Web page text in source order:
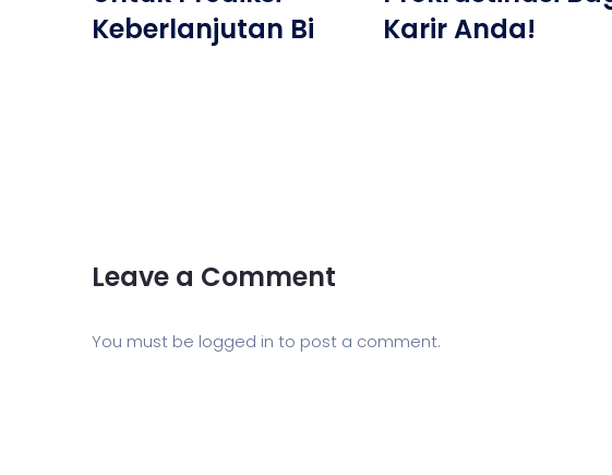
Keberlanjutan Bi
Karir Anda!
Leave a Comment
You must be logged in to post a comment.